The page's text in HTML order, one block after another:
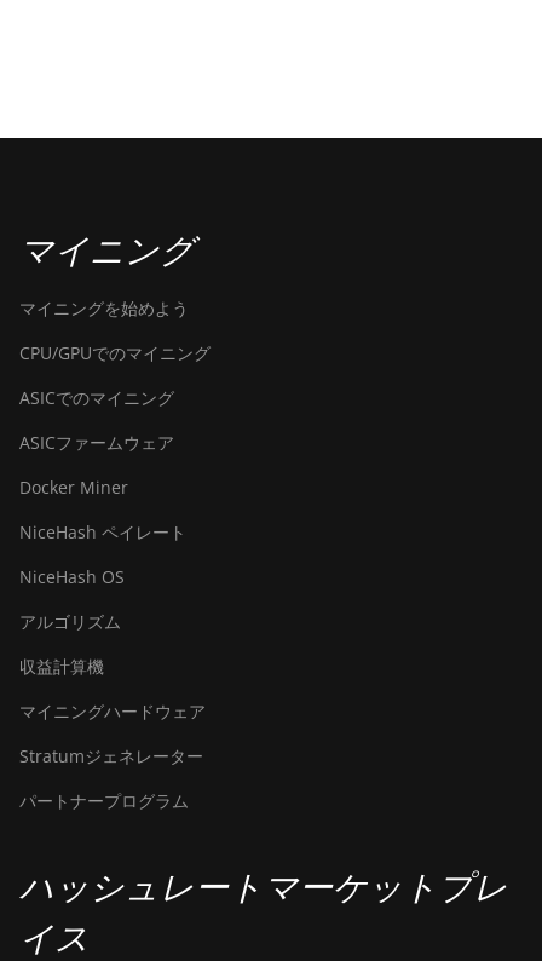
マイニング
マイニングを始めよう
CPU/GPUでのマイニング
ASICでのマイニング
ASICファームウェア
Docker Miner
NiceHash ペイレート
NiceHash OS
アルゴリズム
収益計算機
マイニングハードウェア
Stratumジェネレーター
パートナープログラム
ハッシュレートマーケットプレ
イス